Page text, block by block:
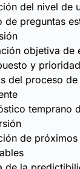
del nivel de
de preguntas
objetiva de
y prioridad
del proceso
temprano
de